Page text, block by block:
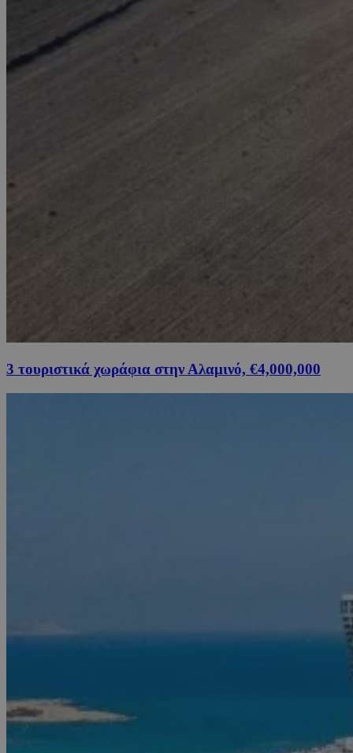
3 τουριστικά χωράφια στην Αλαμινό, €4,000,000